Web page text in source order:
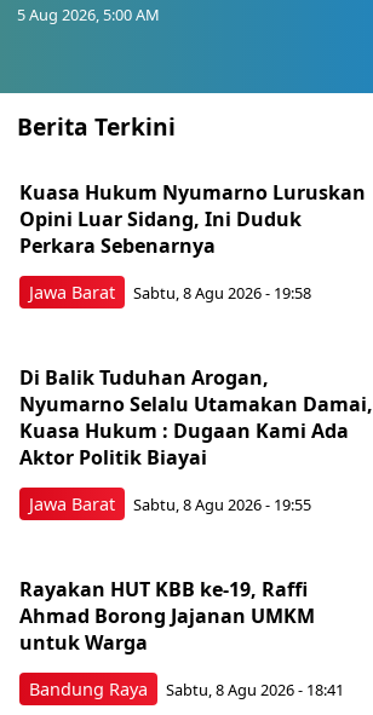
5 Aug 2026, 5:00 AM
Berita Terkini
Jawa Barat
Kuasa Hukum Nyumarno Luruskan
Opini Luar Sidang, Ini Duduk
Perkara Sebenarnya ​
Sabtu, 8 Agu 2026 - 19:58
Jawa Barat
Di Balik Tuduhan Arogan,
Nyumarno Selalu Utamakan Damai,
Kuasa Hukum : Dugaan Kami Ada
Aktor Politik Biayai
Sabtu, 8 Agu 2026 - 19:55
Bandung Raya
Rayakan HUT KBB ke-19, Raffi
Ahmad Borong Jajanan UMKM
untuk Warga
Sabtu, 8 Agu 2026 - 18:41